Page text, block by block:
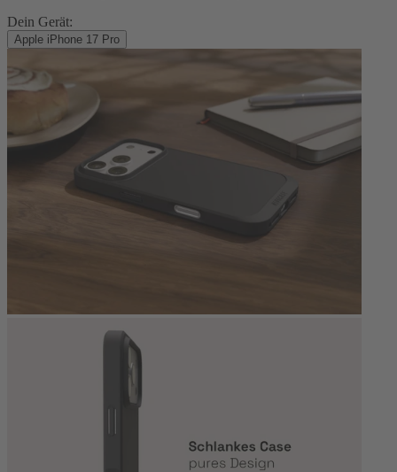
Dein Gerät:
Apple iPhone 17 Pro